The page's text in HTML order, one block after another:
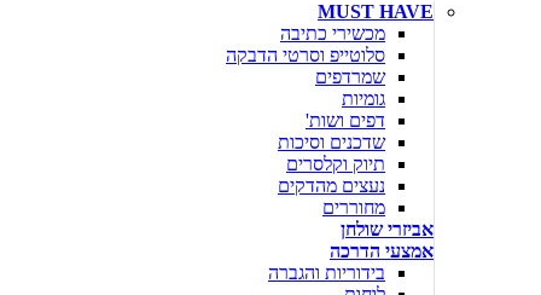
MUST HAVE
מכשירי כתיבה
סלוטייפ וסרטי הדבקה
שמרדפים
גומיות
דפים ושות'
שדכנים וסיכות
תיוק וקלסרים
נעצים מהדקים
מחוררים
אביזרי שולחן
אמצעי הדרכה
בידוריות והגברה